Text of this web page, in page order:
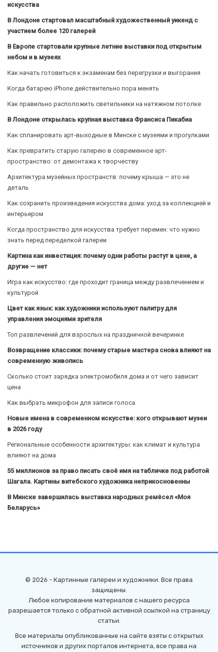
искусства
В Лондоне стартовал масштабный художественный уикенд с
участием более 120 галерей
В Европе стартовали крупные летние выставки под открытым
небом и в музеях
Как начать готовиться к экзаменам без перегрузки и выгорания
Когда батарею iPhone действительно пора менять
Как правильно расположить светильники на натяжном потолке
В Лондоне открылась крупная выставка Франсиса Пикабиа
Как спланировать арт-выходные в Минске с музеями и прогулками
Как превратить старую галерею в современное арт-
пространство: от демонтажа к творчеству
Архитектура музейных пространств: почему крыша — это не
деталь
Как сохранить произведения искусства дома: уход за коллекцией и
интерьером
Когда пространство для искусства требует перемен: что нужно
знать перед переделкой галереи
Картина как инвестиция: почему одни работы растут в цене, а
другие — нет
Игра как искусство: где проходит граница между развлечением и
культурой
Цвет как язык: как художники используют палитру для
управления эмоциями зрителя
Топ развлечений для взрослых на праздничной вечеринке
Возвращение классики: почему старые мастера снова влияют на
современную живопись
Сколько стоит зарядка электромобиля дома и от чего зависит
цена
Как выбрать микрофон для записи голоса
Новые имена в современном искусстве: кого открывают музеи
в 2026 году
Региональные особенности архитектуры: как климат и культура
влияют на дома
55 миллионов за право писать своё имя на табличке под работой
Шагала. Картины витебского художника неприкосновенны
В Минске завершилась выставка народных ремёсел «Моя
Беларусь»
© 2026 - Картинные галереи и художники. Все права
защищены.
Любое копирование материалов с нашего ресурса
разрешается только с обратной активной ссылкой на страницу
статьи.
Все материалы опубликованные на сайте взяты с открытых
источников и других порталов интернета, все права на